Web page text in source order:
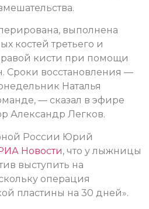
выполнена
костей третьего и
кисти при помощи
Сроки восстановления —
Наталья
— сказал в эфире
Александр Легков.
России Юрий
Новости, что у лыжницы
выступить на
операция
пластины на 30 дней».